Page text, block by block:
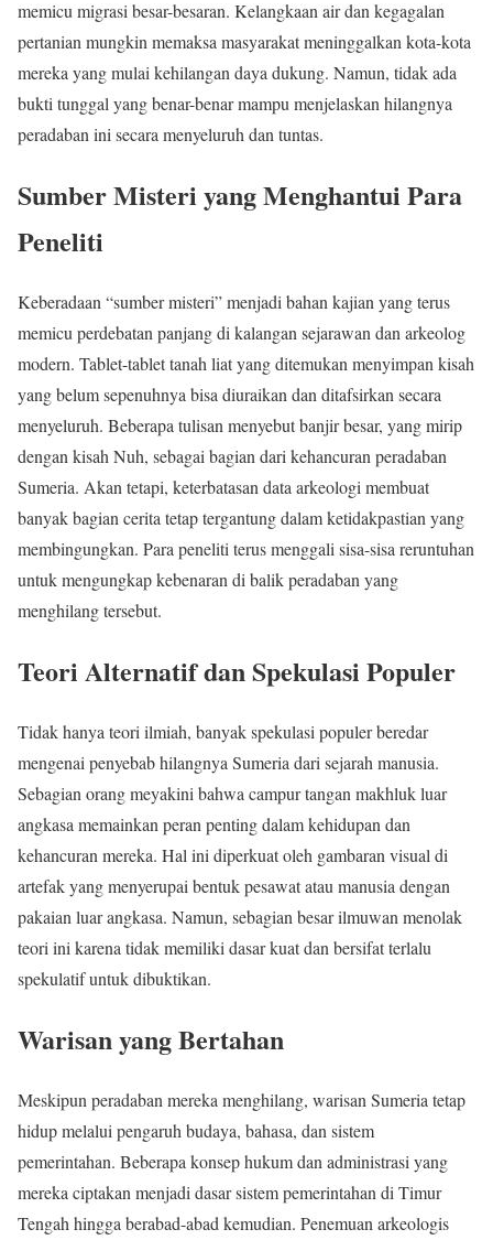
memicu migrasi besar-besaran. Kelangkaan air dan kegagalan
pertanian mungkin memaksa masyarakat meninggalkan kota-kota
mereka yang mulai kehilangan daya dukung. Namun, tidak ada
bukti tunggal yang benar-benar mampu menjelaskan hilangnya
peradaban ini secara menyeluruh dan tuntas.
Sumber Misteri yang Menghantui Para
Peneliti
Keberadaan “sumber misteri” menjadi bahan kajian yang terus
memicu perdebatan panjang di kalangan sejarawan dan arkeolog
modern. Tablet-tablet tanah liat yang ditemukan menyimpan kisah
yang belum sepenuhnya bisa diuraikan dan ditafsirkan secara
menyeluruh. Beberapa tulisan menyebut banjir besar, yang mirip
dengan kisah Nuh, sebagai bagian dari kehancuran peradaban
Sumeria. Akan tetapi, keterbatasan data arkeologi membuat
banyak bagian cerita tetap tergantung dalam ketidakpastian yang
membingungkan. Para peneliti terus menggali sisa-sisa reruntuhan
untuk mengungkap kebenaran di balik peradaban yang
menghilang tersebut.
Teori Alternatif dan Spekulasi Populer
Tidak hanya teori ilmiah, banyak spekulasi populer beredar
mengenai penyebab hilangnya Sumeria dari sejarah manusia.
Sebagian orang meyakini bahwa campur tangan makhluk luar
angkasa memainkan peran penting dalam kehidupan dan
kehancuran mereka. Hal ini diperkuat oleh gambaran visual di
artefak yang menyerupai bentuk pesawat atau manusia dengan
pakaian luar angkasa. Namun, sebagian besar ilmuwan menolak
teori ini karena tidak memiliki dasar kuat dan bersifat terlalu
spekulatif untuk dibuktikan.
Warisan yang Bertahan
Meskipun peradaban mereka menghilang, warisan Sumeria tetap
hidup melalui pengaruh budaya, bahasa, dan sistem
pemerintahan. Beberapa konsep hukum dan administrasi yang
mereka ciptakan menjadi dasar sistem pemerintahan di Timur
Tengah hingga berabad-abad kemudian. Penemuan arkeologis